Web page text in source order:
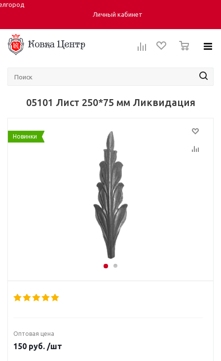
Город:
Личный кабинет
05101 Лист 250*75 мм Ликвидация
Новинки
Оптовая цена
150 руб. /шт